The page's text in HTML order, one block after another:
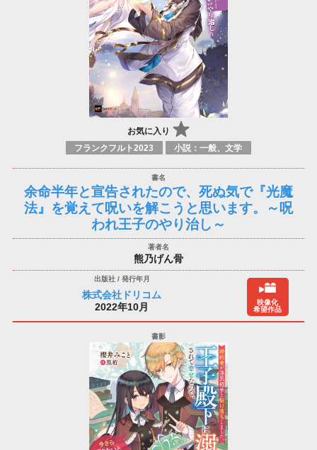
お気に入り
フランクフルト2023 小説：一般、文学
余命半年と宣告されたので、死ぬ気で『光魔
法』を覚えて呪いを解こうと思います。～呪
われ王子のやり治し～
熊乃げん骨
株式会社ドリコム
2022年10月
映像化
希望作品